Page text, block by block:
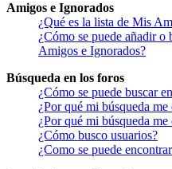
Amigos e Ignorados
¿Qué es la lista de Mis
¿Cómo se puede añadir o
Amigos e Ignorados?
Búsqueda en los foros
¿Cómo se puede buscar
¿Por qué mi búsqueda
¿Por qué mi búsqueda
¿Cómo busco usuarios?
¿Como se puede